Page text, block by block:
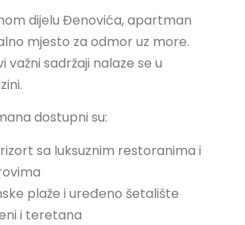
dijelu Đenovića, apartman
mjesto za odmor uz more.
važni sadržaji nalaze se u
dostupni su:
sa luksuznim restoranima i
plaže i uređeno šetalište
i teretana